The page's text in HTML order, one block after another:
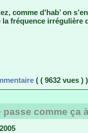
comme d’hab’ on
la fréquence irrégulière
( ( 9632 vues ) )
passe comme ça